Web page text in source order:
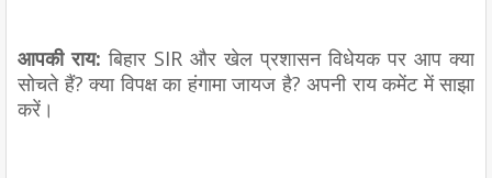
आपकी राय: बिहार SIR और खेल प्रशासन विधेयक पर आप क्या
सोचते हैं? क्या विपक्ष का हंगामा जायज है? अपनी राय कमेंट में साझा
करें।